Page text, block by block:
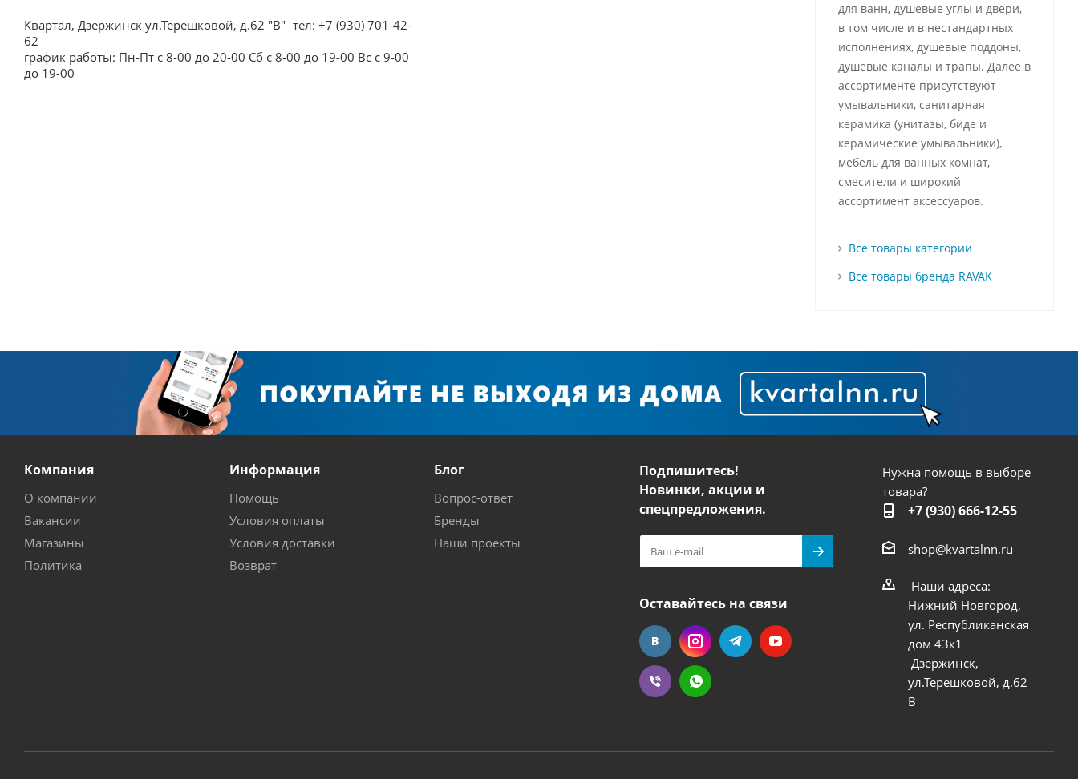
Квартал, Дзержинск ул.Терешковой, д.62 "В" тел: +7 (930) 701-42-
62
график работы: Пн-Пт с 8-00 до 20-00 Сб с 8-00 до 19-00 Вс с 9-00
до 19-00
для ванн, душевые углы и двери,
в том числе и в нестандартных
исполнениях, душевые поддоны,
душевые каналы и трапы. Далее в
ассортименте присутствуют
умывальники, санитарная
керамика (унитазы, биде и
керамические умывальники),
мебель для ванных комнат,
смесители и широкий
ассортимент аксессуаров.
Все товары категории
Все товары бренда RAVAK
Компания
О компании
Вакансии
Магазины
Политика
Информация
Помощь
Условия оплаты
Условия доставки
Возврат
Блог
Вопрос-ответ
Бренды
Наши проекты
Подпишитесь!
Новинки, акции и
спецпредложения.
Оставайтесь на связи
Нужна помощь в выборе
товара?
+7 (930) 666-12-55
shop@kvartalnn.ru
Наши адреса:
Нижний Новгород,
ул. Республиканская
дом 43к1
Дзержинск,
ул.Терешковой, д.62
В